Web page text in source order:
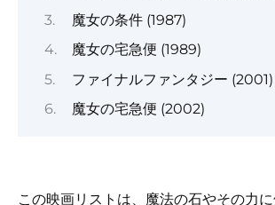
魔女の条件 (1987)
魔女の宅急便 (1989)
ファイナルファンタジー (2001)
魔女の宅急便 (2002)
この映画リストは、魔法の石やその力